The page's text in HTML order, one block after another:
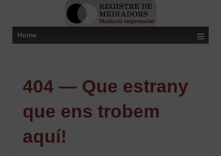
Home ≡
404 — Que estrany
que ens trobem
aquí!